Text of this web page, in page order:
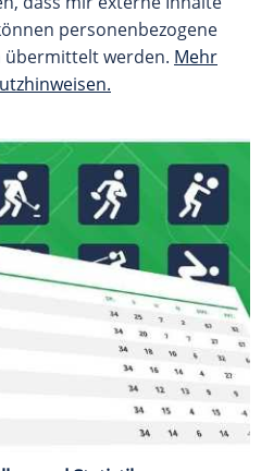
personenbezogene
werden. Mehr